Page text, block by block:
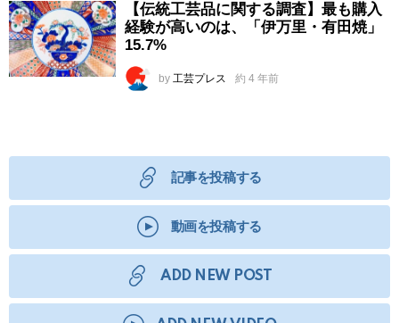
【伝統工芸品に関する調査】最も購入
経験が高いのは、「伊万里・有田焼」
15.7%
by 工芸プレス 約 4 年前
記事を投稿する
動画を投稿する
ADD NEW POST